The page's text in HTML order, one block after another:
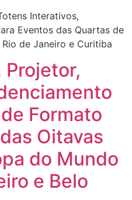
Interativos,
Eventos das Quartas de
de Janeiro e Curitiba
Projetor,
Formato
Oitavas
do Mundo
e Belo